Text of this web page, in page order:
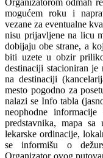
Organizatorom odmah
mogućem roku i
vezane za eventualne
nisu prijavljene na licu
dobijaju obe strane, a
biti uzete u obzir
destinaciji stacioniran
na destinaciji
mesto pogodno za
nalazi se Info tabla
neophodne
predstavnika, mapa sa
lekarske ordinacije,
se informišu o